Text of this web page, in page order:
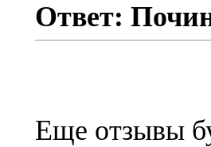
Ответ:
Еще отзывы